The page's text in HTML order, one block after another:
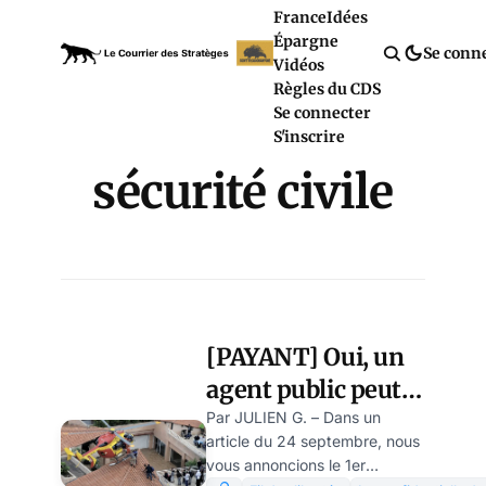
FranceIdées
Épargne
Vidéos
Règles du CDS
Se connecter
S'inscrire
Se
sécurité civile
[PAYANT] Oui, un
agent public peut
travailler pendant
sa suspension ou
Par JULIEN G. – Dans un
article du 24 septembre, nous
vous annoncions le 1er